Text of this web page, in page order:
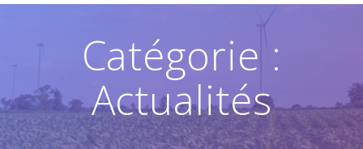
Catégorie :
Actualités